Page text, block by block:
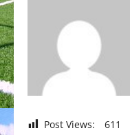
Post Views: 611